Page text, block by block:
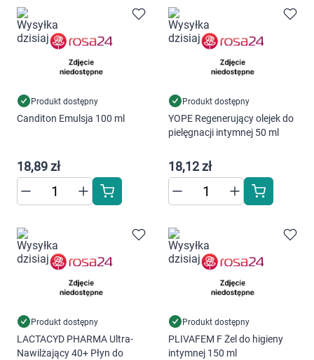
Produkt dostępny
Canditon Emulsja 100 ml
18,89 zł
Produkt dostępny
YOPE Regenerujący olejek do
pielęgnacji intymnej 50 ml
18,12 zł
Produkt dostępny
LACTACYD PHARMA Ultra-
Nawilżający 40+ Płyn do
Produkt dostępny
PLIVAFEM F Żel do higieny
intymnej 150 ml